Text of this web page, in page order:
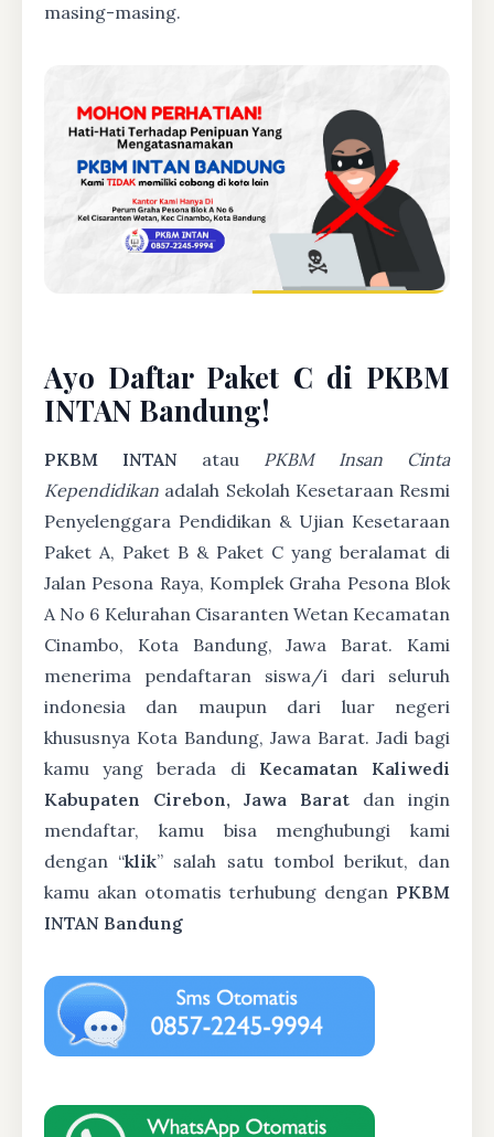
masing-masing.
Ayo Daftar Paket C di PKBM
INTAN Bandung!
PKBM INTAN atau PKBM Insan Cinta
Kependidikan adalah Sekolah Kesetaraan Resmi
Penyelenggara Pendidikan & Ujian Kesetaraan
Paket A, Paket B & Paket C yang beralamat di
Jalan Pesona Raya, Komplek Graha Pesona Blok
A No 6 Kelurahan Cisaranten Wetan Kecamatan
Cinambo, Kota Bandung, Jawa Barat. Kami
menerima pendaftaran siswa/i dari seluruh
indonesia dan maupun dari luar negeri
khususnya Kota Bandung, Jawa Barat. Jadi bagi
kamu yang berada di Kecamatan Kaliwedi
Kabupaten Cirebon, Jawa Barat dan ingin
mendaftar, kamu bisa menghubungi kami
dengan “klik” salah satu tombol berikut, dan
kamu akan otomatis terhubung dengan PKBM
INTAN Bandung